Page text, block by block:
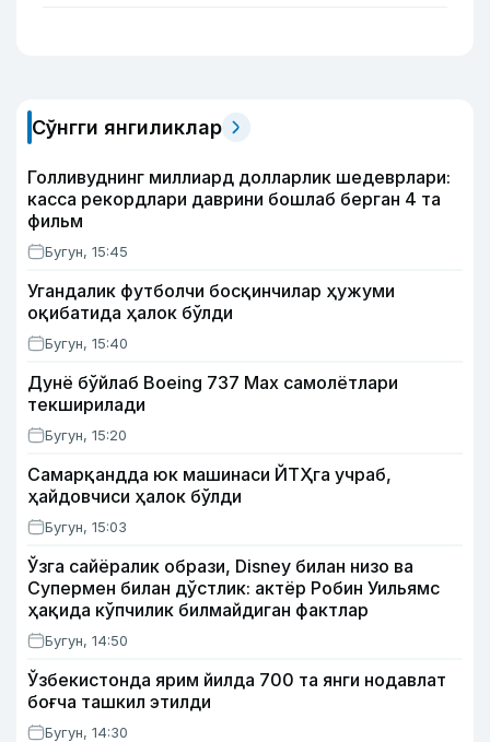
Сўнгги янгиликлар
Голливуднинг миллиард долларлик шедеврлари:
касса рекордлари даврини бошлаб берган 4 та
фильм
Бугун, 15:45
Угандалик футболчи босқинчилар ҳужуми
оқибатида ҳалок бўлди
Бугун, 15:40
Дунё бўйлаб Boeing 737 Мах самолётлари
текширилади
Бугун, 15:20
Самарқандда юк машинаси ЙТҲга учраб,
ҳайдовчиси ҳалок бўлди
Бугун, 15:03
Ўзга сайёралик образи, Disney билан низо ва
Супермен билан дўстлик: актёр Робин Уильямс
ҳақида кўпчилик билмайдиган фактлар
Бугун, 14:50
Ўзбекистонда ярим йилда 700 та янги нодавлат
боғча ташкил этилди
Бугун, 14:30